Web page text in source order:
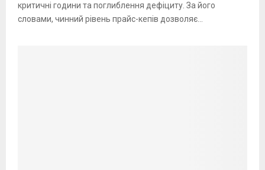
критичні години та поглиблення дефіциту. За його
словами, чинний рівень прайс-кепів дозволяє...